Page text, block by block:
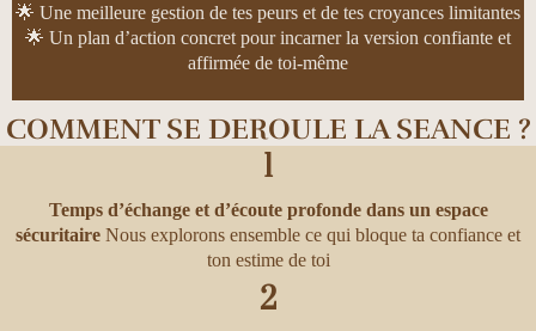
🌟 Une meilleure gestion de tes peurs et de tes croyances limitantes
🌟 Un plan d’action concret pour incarner la version confiante et
affirmée de toi-même
COMMENT SE DEROULE LA SEANCE ?
1
Temps d’échange et d’écoute profonde dans un espace
sécuritaire Nous explorons ensemble ce qui bloque ta confiance et
ton estime de toi
2